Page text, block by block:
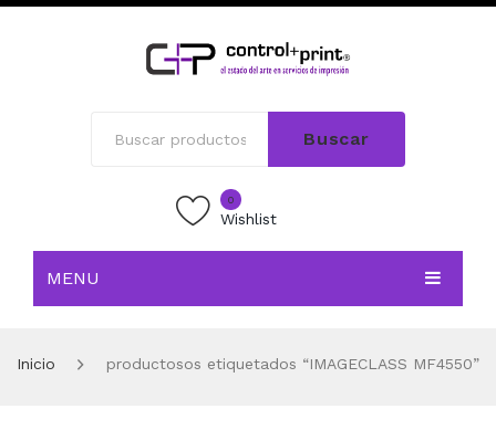
Buscar
0
Wishlist
MENU
TIENDA
Inicio productosos etiquetados “IMAGECLASS MF4550”